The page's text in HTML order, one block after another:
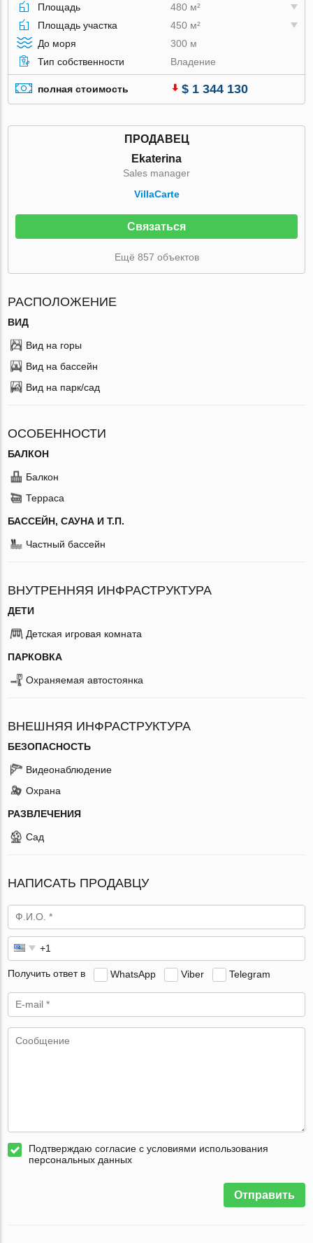
Площадь
480 м²
Площадь участка
450 м²
До моря
300 м
Тип собственности
Владение
полная стоимость $ 1 344 130
ПРОДАВЕЦ
Ekaterina
Sales manager
VillaСarte
Связаться
Ещё 857 объектов
РАСПОЛОЖЕНИЕ
ВИД
Вид на горы
Вид на бассейн
Вид на парк/сад
ОСОБЕННОСТИ
БАЛКОН
Балкон
Терраса
БАССЕЙН, САУНА И Т.П.
Частный бассейн
ВНУТРЕННЯЯ ИНФРАСТРУКТУРА
ДЕТИ
Детская игровая комната
ПАРКОВКА
Охраняемая автостоянка
ВНЕШНЯЯ ИНФРАСТРУКТУРА
БЕЗОПАСНОСТЬ
Видеонаблюдение
Охрана
РАЗВЛЕЧЕНИЯ
Сад
НАПИСАТЬ ПРОДАВЦУ
Получить ответ в WhatsApp Viber Telegram
Подтверждаю согласие с условиями использования
персональных данных
Отправить